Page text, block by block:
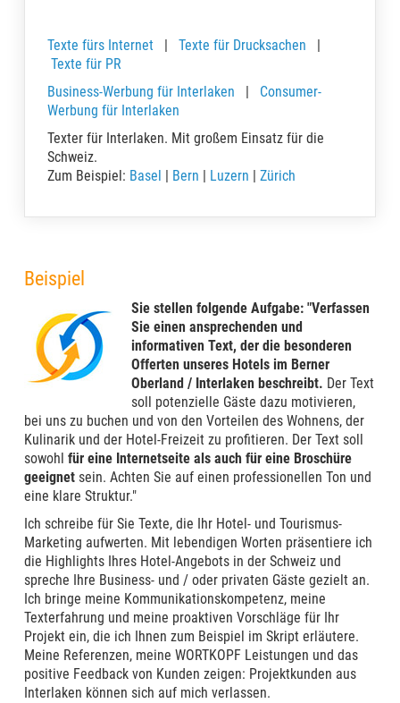
Texte fürs Internet Texte für Drucksachen
Texte für PR
Business-Werbung für Interlaken
Consumer-
Werbung für Interlaken
Texter für Interlaken. Mit großem Einsatz für die
Schweiz.
Zum Beispiel: Basel Bern Luzern Zürich
Beispiel
Sie stellen folgende Aufgabe: "Verfassen
Sie einen ansprechenden und
informativen Text, der die besonderen
Offerten unseres Hotels im Berner
Oberland / Interlaken beschreibt. Der Text
soll potenzielle Gäste dazu motivieren,
bei uns zu buchen und von den Vorteilen des Wohnens, der
Kulinarik und der Hotel-Freizeit zu profitieren. Der Text soll
sowohl für eine Internetseite als auch für eine Broschüre
geeignet sein. Achten Sie auf einen professionellen Ton und
eine klare Struktur."
Ich schreibe für Sie Texte, die Ihr Hotel- und Tourismus-
Marketing aufwerten. Mit lebendigen Worten präsentiere ich
die Highlights Ihres Hotel-Angebots in der Schweiz und
spreche Ihre Business- und / oder privaten Gäste gezielt an.
Ich bringe meine Kommunikationskompetenz, meine
Texterfahrung und meine proaktiven Vorschläge für Ihr
Projekt ein, die ich Ihnen zum Beispiel im Skript erläutere.
Meine Referenzen, meine WORTKOPF Leistungen und das
positive Feedback von Kunden zeigen: Projektkunden aus
Interlaken können sich auf mich verlassen.